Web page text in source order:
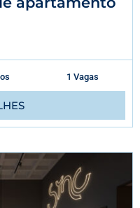
1 Vagas